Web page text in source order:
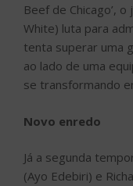
Beef de Chicago’,
White) luta para
tenta superar uma
ao lado de uma
se transformando
Novo enredo
Já a segunda
(Ayo Edebiri) e